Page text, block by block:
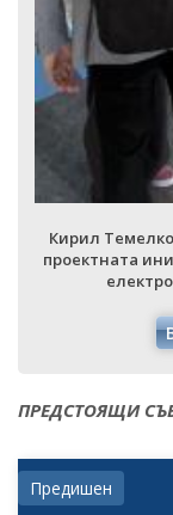
Кирил
проектната
ПРЕДСТОЯЩИ
Предишен